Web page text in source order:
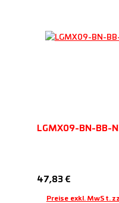
LGMX09-BN-BB-
Regulärer Preis:
47,83 €
Preise exkl. MwSt.